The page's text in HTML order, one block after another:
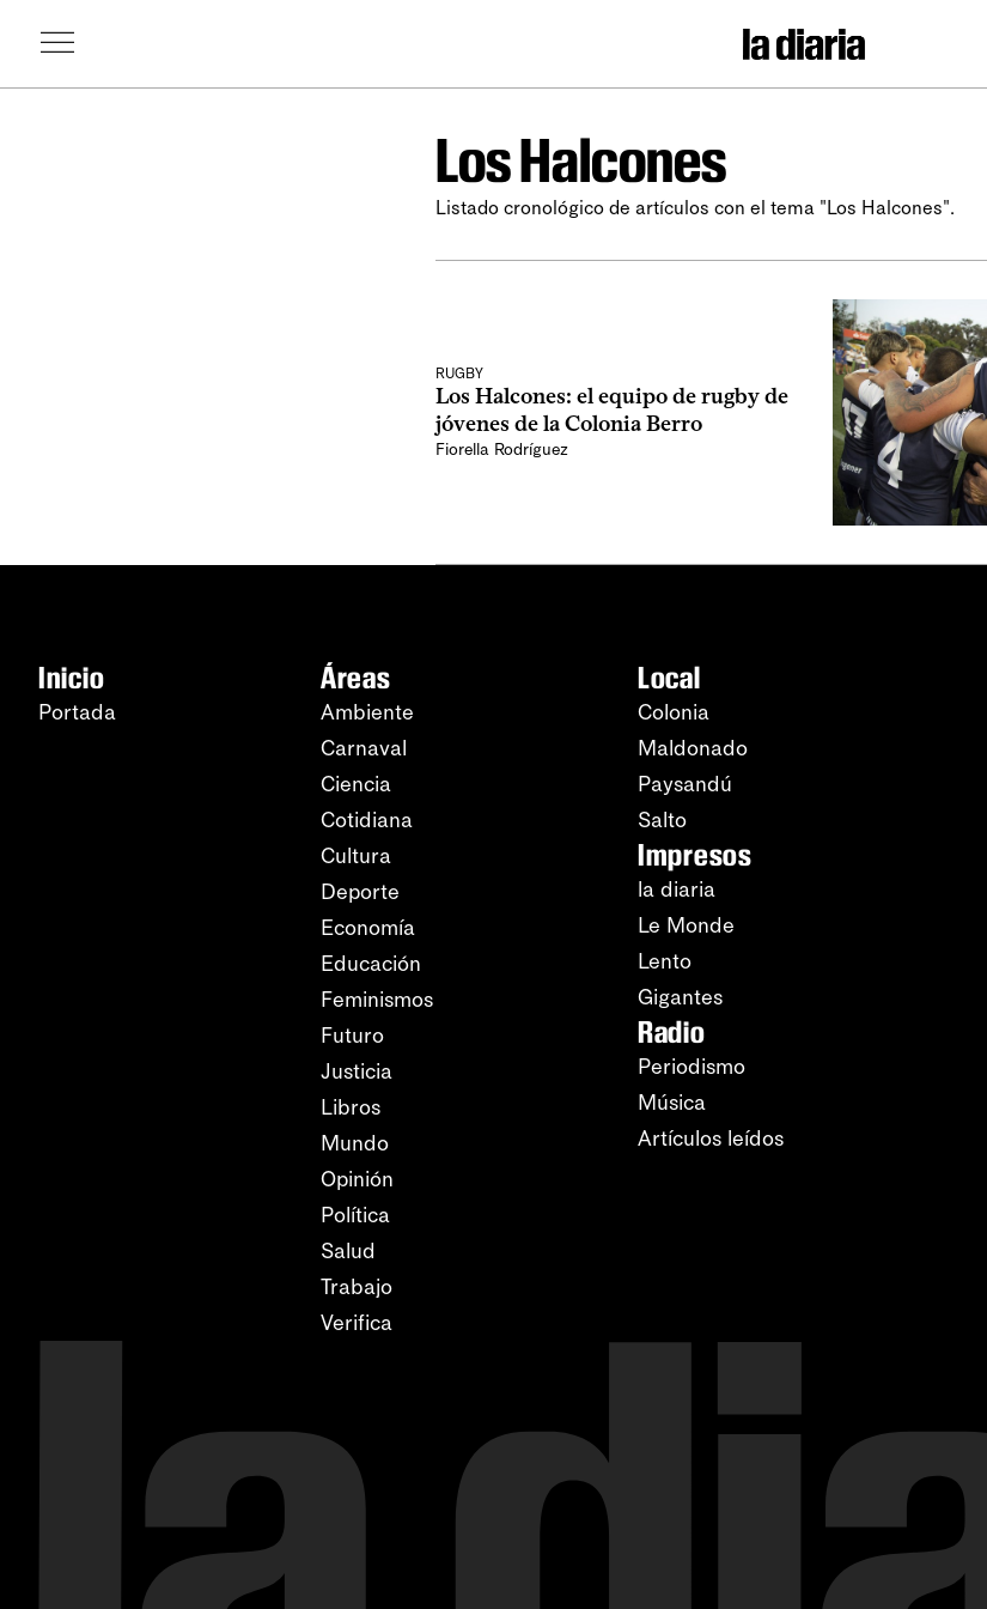
Los Halcones
Listado cronológico de artículos con el tema "Los Halcones".
RUGBY
Los Halcones: el equipo de rugby de
jóvenes de la Colonia Berro
Fiorella Rodríguez
Inicio
Portada
Áreas
Ambiente
Carnaval
Ciencia
Cotidiana
Cultura
Deporte
Economía
Educación
Feminismos
Futuro
Justicia
Libros
Mundo
Opinión
Política
Salud
Trabajo
Verifica
Local
Colonia
Maldonado
Paysandú
Salto
Impresos
la diaria
Le Monde
Lento
Gigantes
Radio
Periodismo
Música
Artículos leídos